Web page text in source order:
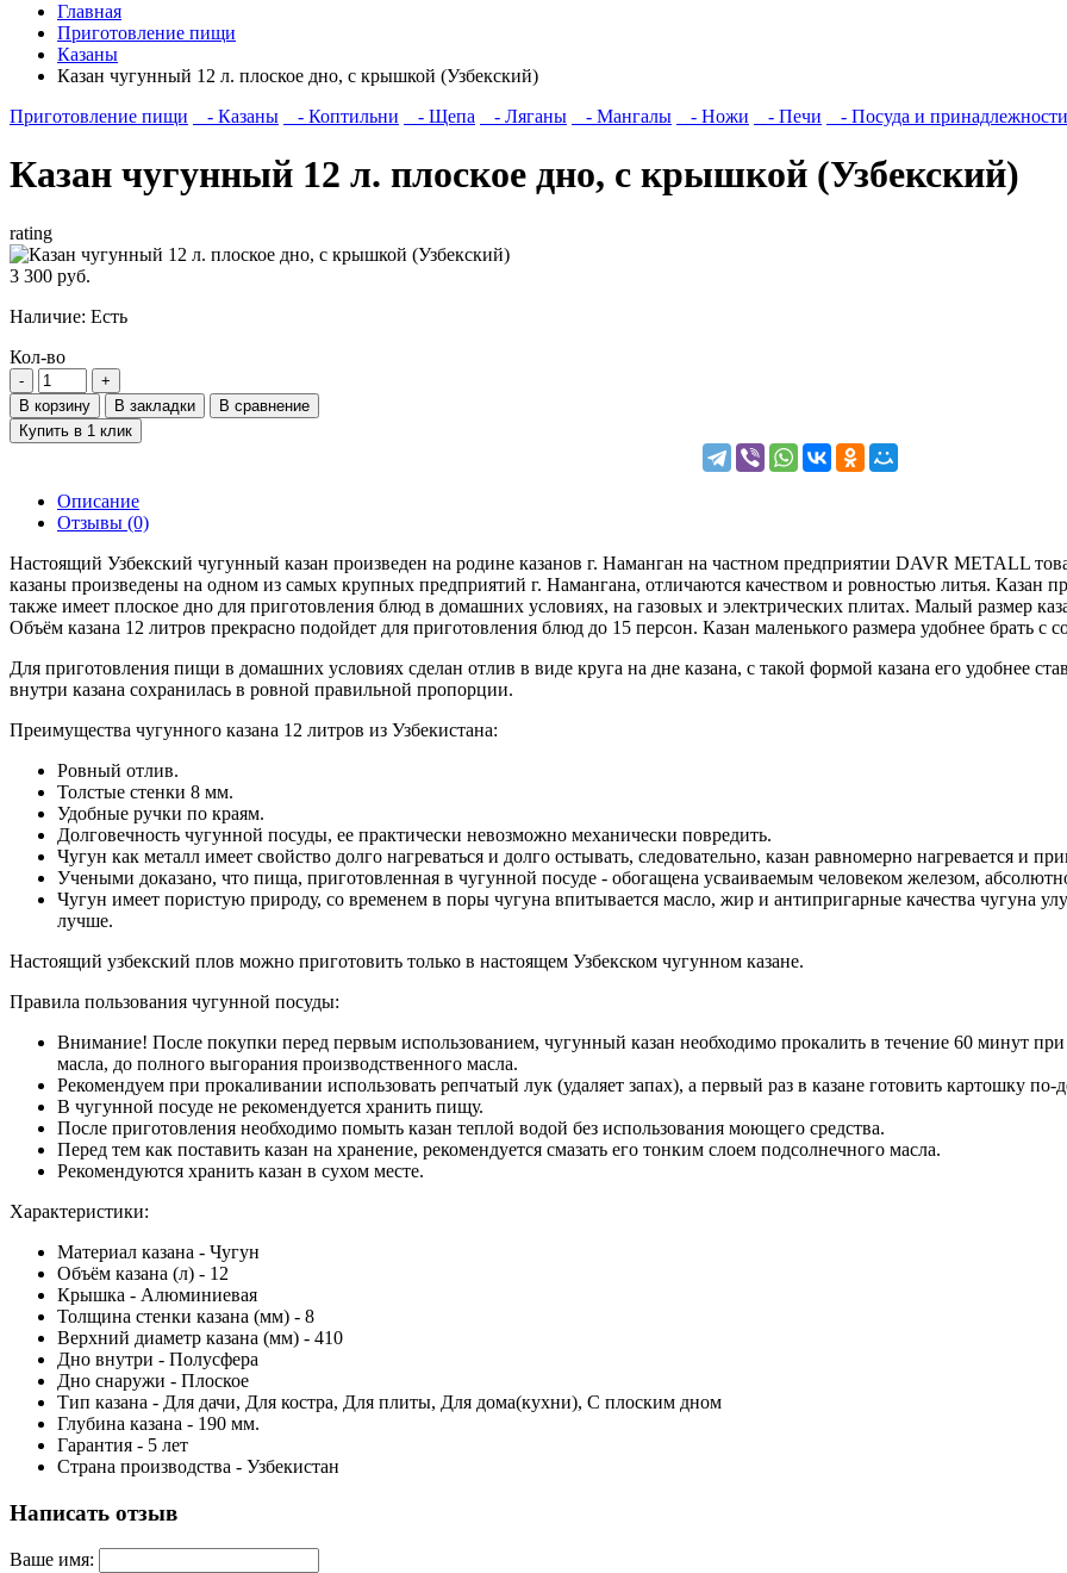
Главная
Приготовление пищи
Казаны
Казан чугунный 12 л. плоское дно, с крышкой (Узбекский)
Приготовление пищи
- Казаны - Коптильни - Щепа - Ляганы - Мангалы - Ножи - Печи - Посуда и принадлежности
Казан чугунный 12 л. плоское дно, с крышкой (Узбекский)
rating
3 300 руб.
Наличие: Есть
Кол-во
В корзину В закладки
В сравнение
Купить в 1 клик
Описание
Отзывы (0)
Настоящий Узбекский чугунный казан произведен на родине казанов г. Наманган на частном предприятии DAVR METALL
казаны произведены на одном из самых крупных предприятий г. Намангана, отличаются качеством и ровностью литья. Казан
также имеет плоское дно для приготовления блюд в домашних условиях, на газовых и электрических плитах. Малый размер
Объём казана 12 литров прекрасно подойдет для приготовления блюд до 15 персон. Казан маленького размера удобнее брать с
Для приготовления пищи в домашних условиях сделан отлив в виде круга на дне казана, с такой формой казана его удобнее
внутри казана сохранилась в ровной правильной пропорции.
Преимущества чугунного казана 12 литров из Узбекистана:
Ровный отлив.
Толстые стенки 8 мм.
Удобные ручки по краям.
Долговечность чугунной посуды, ее практически невозможно механически повредить.
Чугун как металл имеет свойство долго нагреваться и долго остывать, следовательно, казан равномерно нагревается и
Учеными доказано, что пища, приготовленная в чугунной посуде - обогащена усваиваемым человеком железом,
Чугун имеет пористую природу, со временем в поры чугуна впитывается масло, жир и антипригарные качества чугуна
лучше.
Настоящий узбекский плов можно приготовить только в настоящем Узбекском чугунном казане.
Правила пользования чугунной посуды:
Внимание! После покупки перед первым использованием, чугунный казан необходимо прокалить в течение 60 минут при
масла, до полного выгорания производственного масла.
Рекомендуем при прокаливании использовать репчатый лук (удаляет запах), а первый раз в казане готовить картошку по-
В чугунной посуде не рекомендуется хранить пищу.
После приготовления необходимо помыть казан теплой водой без использования моющего средства.
Перед тем как поставить казан на хранение, рекомендуется смазать его тонким слоем подсолнечного масла.
Рекомендуются хранить казан в сухом месте.
Характеристики:
Материал казана - Чугун
Объём казана (л) - 12
Крышка - Алюминиевая
Толщина стенки казана (мм) - 8
Верхний диаметр казана (мм) - 410
Дно внутри - Полусфера
Дно снаружи - Плоское
Тип казана - Для дачи, Для костра, Для плиты, Для дома(кухни), С плоским дном
Глубина казана - 190 мм.
Гарантия - 5 лет
Страна производства - Узбекистан
Написать отзыв
Ваше имя: